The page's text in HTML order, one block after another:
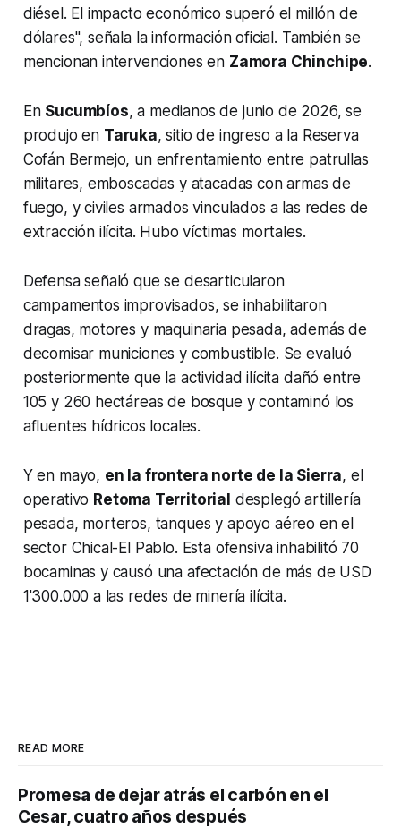
diésel. El impacto económico superó el millón de
dólares", señala la información oficial. También se
mencionan intervenciones en Zamora Chinchipe.
En Sucumbíos, a medianos de junio de 2026, se
produjo en Taruka, sitio de ingreso a la Reserva
Cofán Bermejo, un enfrentamiento entre patrullas
militares, emboscadas y atacadas con armas de
fuego, y civiles armados vinculados a las redes de
extracción ilícita. Hubo víctimas mortales.
Defensa señaló que se desarticularon
campamentos improvisados, se inhabilitaron
dragas, motores y maquinaria pesada, además de
decomisar municiones y combustible. Se evaluó
posteriormente que la actividad ilícita dañó entre
105 y 260 hectáreas de bosque y contaminó los
afluentes hídricos locales.
Y en mayo, en la frontera norte de la Sierra, el
operativo Retoma Territorial desplegó artillería
pesada, morteros, tanques y apoyo aéreo en el
sector Chical-El Pablo. Esta ofensiva inhabilitó 70
bocaminas y causó una afectación de más de USD
1'300.000 a las redes de minería ilícita.
READ MORE
Promesa de dejar atrás el carbón en el
Cesar, cuatro años después